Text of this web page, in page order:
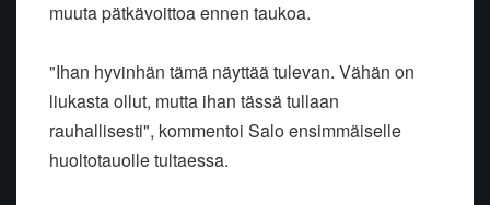
muuta pätkävoittoa ennen taukoa.
"Ihan hyvinhän tämä näyttää tulevan. Vähän on
liukasta ollut, mutta ihan tässä tullaan
rauhallisesti", kommentoi Salo ensimmäiselle
huoltotauolle tultaessa.